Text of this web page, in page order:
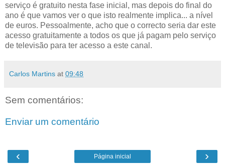
serviço é gratuito nesta fase inicial, mas depois do final do
ano é que vamos ver o que isto realmente implica... a nível
de euros. Pessoalmente, acho que o correcto seria dar este
acesso gratuitamente a todos os que já pagam pelo serviço
de televisão para ter acesso a este canal.
Carlos Martins at 09:48
Sem comentários:
Enviar um comentário
‹ ›
Página inicial